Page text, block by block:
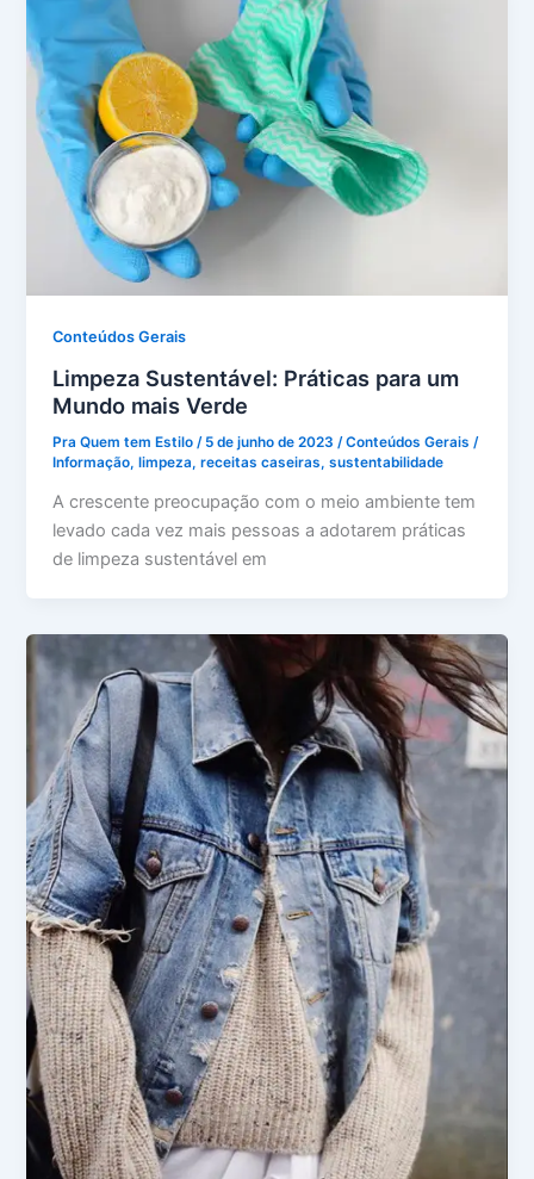
Conteúdos Gerais
Limpeza Sustentável: Práticas para um
Mundo mais Verde
Pra Quem tem Estilo / 5 de junho de 2023 /Conteúdos Gerais /
Informação,limpeza,receitas caseiras,sustentabilidade
A crescente preocupação com o meio ambiente tem
levado cada vez mais pessoas a adotarem práticas
de limpeza sustentável em